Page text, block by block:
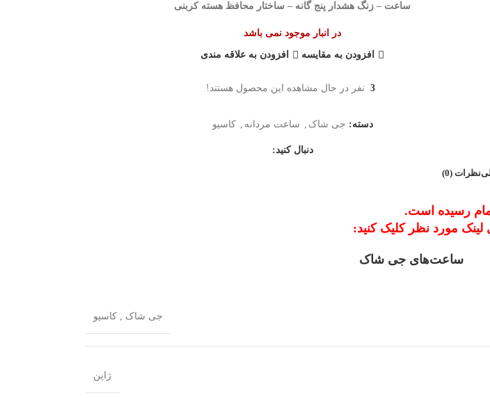
ساعت – زنگ هشدار پنج گانه – ساختار محافظ هسته کربنی
در انبار موجود نمی باشد
افزودن به مقایسه افزودن به علاقه مندی
3 نفر در حال مشاهده این محصول هستند!
دسته: جی شاک , ساعت مردانه , کاسیو
دنبال کنید:
نظرات (0)
رسیده است.
مورد نظر کلیک کنید:
ساعت‌های جی شاک
جی شاک , کاسیو
ژاپن